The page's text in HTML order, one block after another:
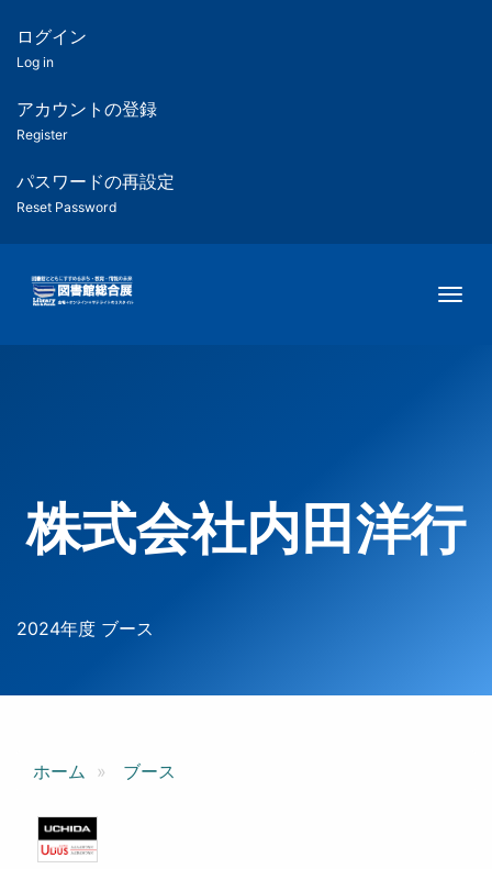
ツ
匿
名
ユ
ー
ー
用
メ
ログイン
Log in
アカウントの登録
Register
パスワードの再設定
Reset Password
株式会社内田洋行
2024年度 ブース
ホーム ブース